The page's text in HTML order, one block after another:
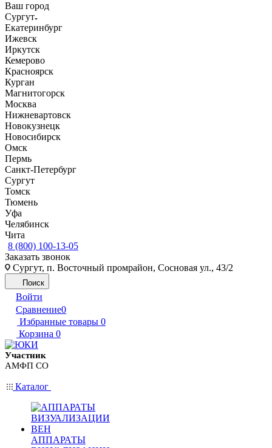
Ваш город
Сургут
Екатеринбург
Ижевск
Иркутск
Кемерово
Красноярск
Курган
Магнитогорск
Москва
Нижневартовск
Новокузнецк
Новосибирск
Омск
Пермь
Санкт-Петербург
Сургут
Томск
Тюмень
Уфа
Челябинск
Чита
8 (800) 100-13-05
Заказать звонок
Сургут, п. Восточный промрайон, Сосновая ул., 43/2
Поиск
Войти
Сравнение0
Избранные товары 0
Корзина 0
Участник
АМФП СО
Каталог
АППАРАТЫ